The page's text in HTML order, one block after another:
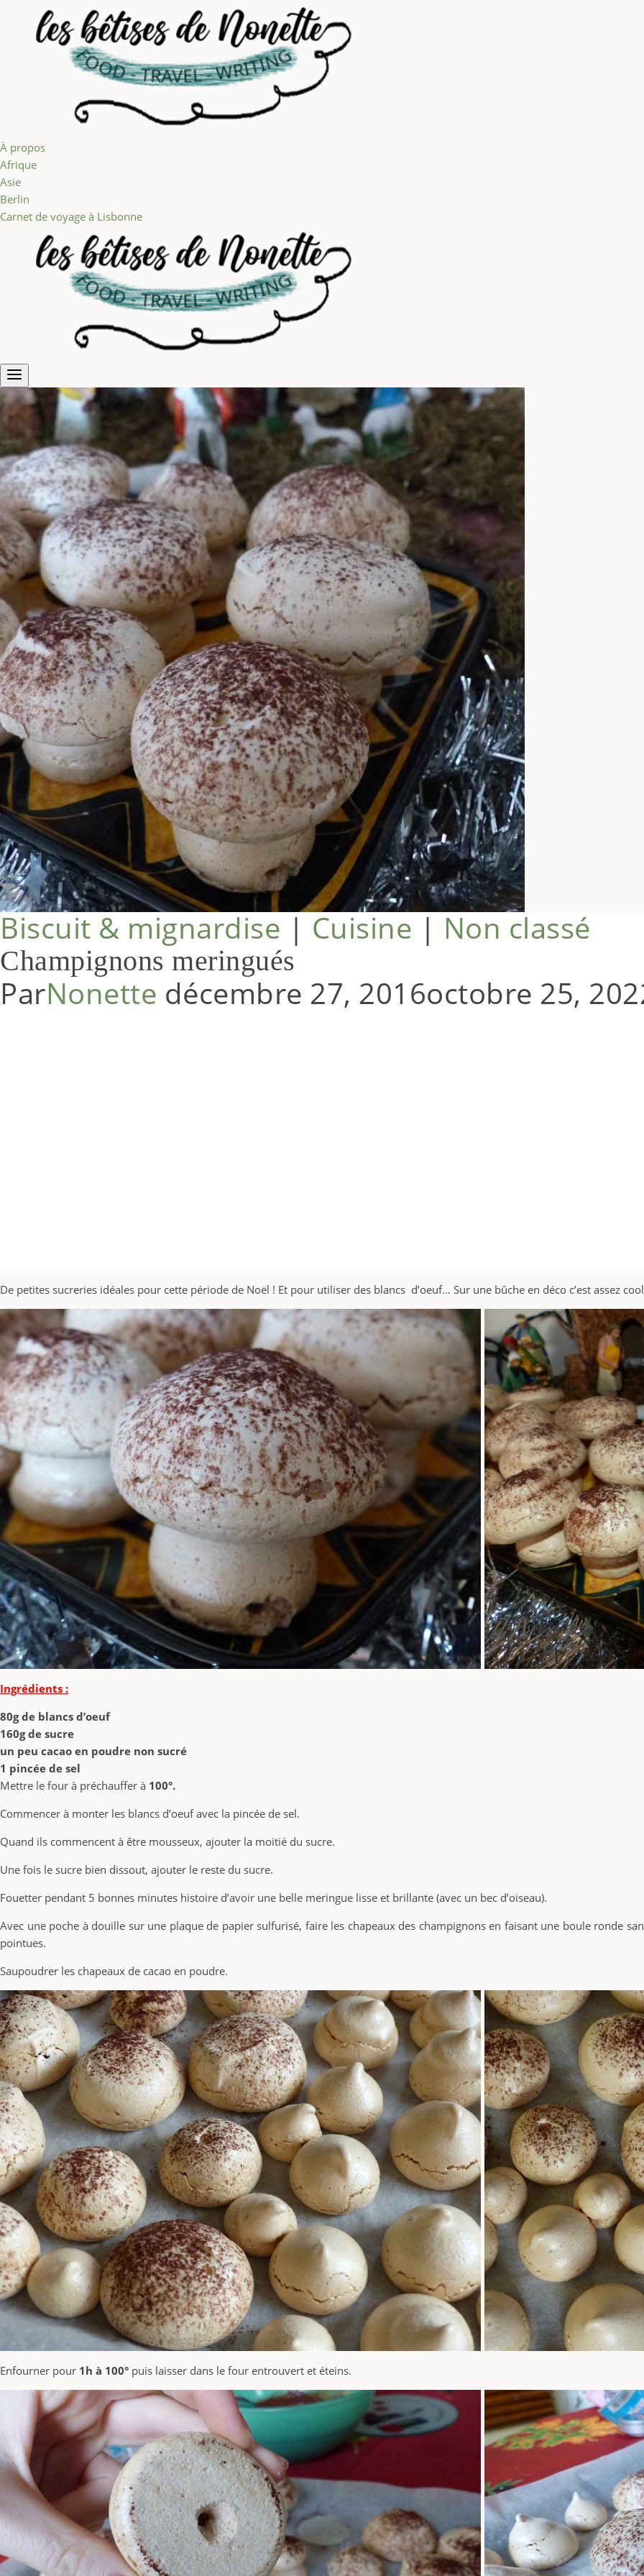
Aller au contenu
À propos
Afrique
Asie
Berlin
Carnet de voyage à Lisbonne
Biscuit & mignardise | Cuisine | Non classé
Champignons meringués
ParNonette décembre 27, 2016octobre 25,
De petites sucreries idéales pour cette période de Noël ! Et pour utiliser des blancs d’oeuf… Sur une bûche en déco c’est assez
Ingrédients :
80g de blancs d’oeuf
160g de sucre
un peu cacao en poudre non sucré
1 pincée de sel
Mettre le four à préchauffer à 100°.
Commencer à monter les blancs d’oeuf avec la pincée de sel.
Quand ils commencent à être mousseux, ajouter la moitié du sucre.
Une fois le sucre bien dissout, ajouter le reste du sucre.
Fouetter pendant 5 bonnes minutes histoire d’avoir une belle meringue lisse et brillante (avec un bec d’oiseau).
Avec une poche à douille sur une plaque de papier sulfurisé, faire les chapeaux des champignons en faisant une boule ronde
pointues.
Saupoudrer les chapeaux de cacao en poudre.
Enfourner pour 1h à 100° puis laisser dans le four entrouvert et éteins.